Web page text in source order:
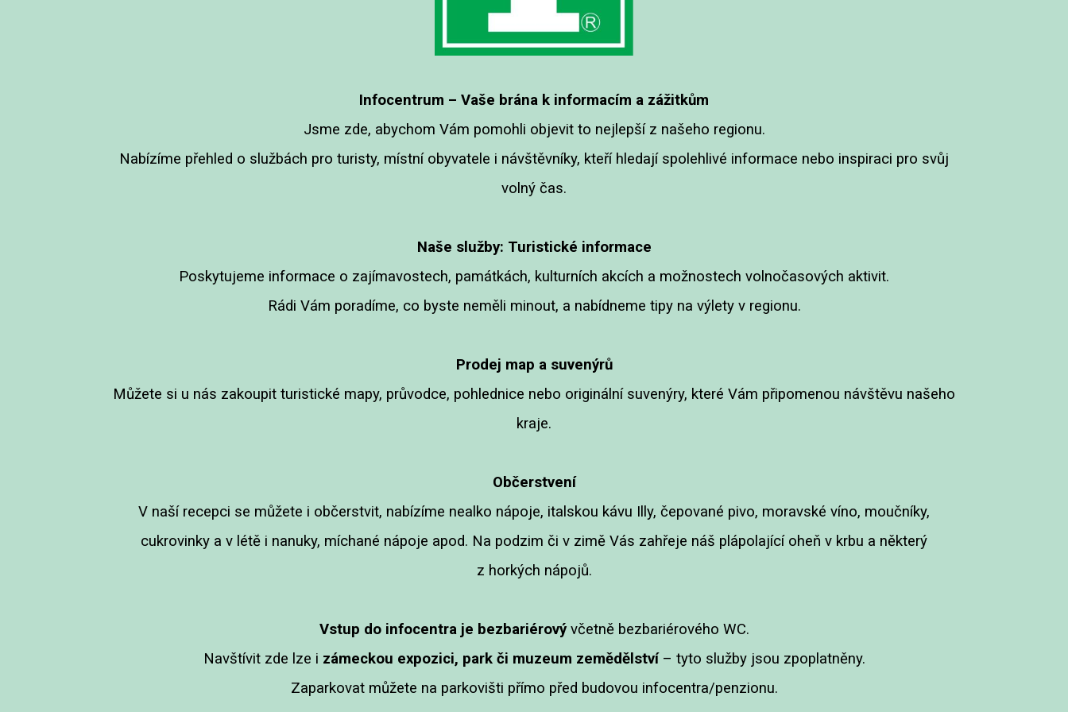
Infocentrum – Vaše brána k informacím a zážitkům
Jsme zde, abychom Vám pomohli objevit to nejlepší z našeho regionu.
Nabízíme přehled o službách pro turisty, místní obyvatele i návštěvníky, kteří hledají spolehlivé informace nebo inspiraci pro svůj
volný čas.
Naše služby: Turistické informace
Poskytujeme informace o zajímavostech, památkách, kulturních akcích a možnostech volnočasových aktivit.
Rádi Vám poradíme, co byste neměli minout, a nabídneme tipy na výlety v regionu.
Prodej map a suvenýrů
Můžete si u nás zakoupit turistické mapy, průvodce, pohlednice nebo originální suvenýry, které Vám připomenou návštěvu našeho
kraje.
Občerstvení
V naší recepci se můžete i občerstvit, nabízíme nealko nápoje, italskou kávu Illy, čepované pivo, moravské víno, moučníky,
cukrovinky a v létě i nanuky, míchané nápoje apod. Na podzim či v zimě Vás zahřeje náš plápolající oheň v krbu a některý
z horkých nápojů.
Vstup do infocentra je bezbariérovývčetně bezbariérového WC.
Navštívit zde lze i zámeckou expozici, park či muzeum zemědělství – tyto služby jsou zpoplatněny.
Zaparkovat můžete na parkovišti přímo před budovou infocentra/penzionu.